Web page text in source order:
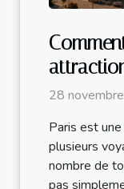
28
Paris est
plusieurs
nombre de
pas